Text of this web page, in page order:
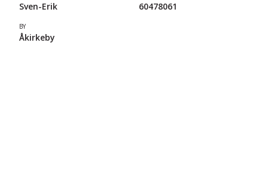
Sven-Erik 60478061
BY
Åkirkeby